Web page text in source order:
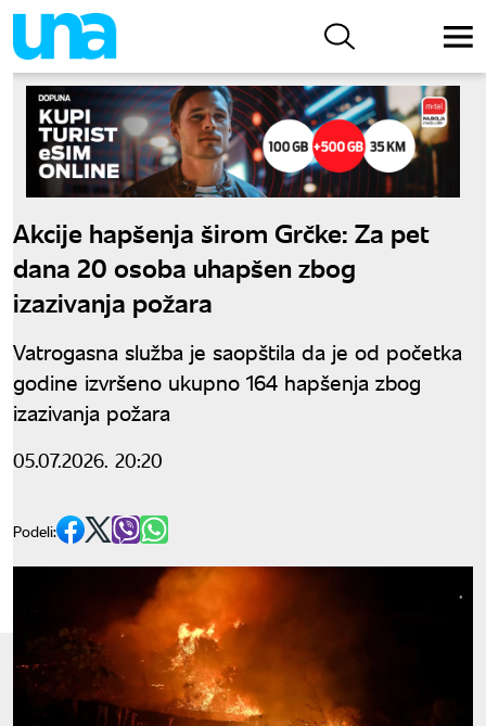
Akcije hapšenja širom Grčke: Za pet
dana 20 osoba uhapšen zbog
izazivanja požara
Vatrogasna služba je saopštila da je od početka
godine izvršeno ukupno 164 hapšenja zbog
izazivanja požara
05.07.2026. 20:20
Podeli: